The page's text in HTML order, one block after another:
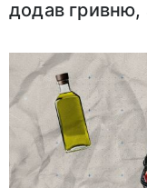
додав гривню,